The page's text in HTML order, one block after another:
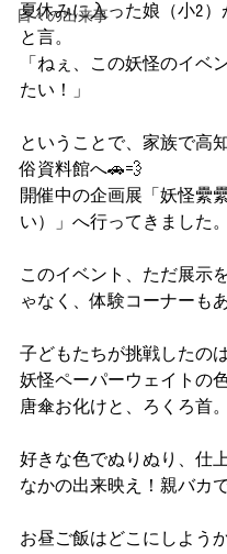
日々の出来事
夏休みに入った娘（小2）
と言。
「ねぇ、この妖怪のイベ
たい！」
ということで、家族で高
俗資料館へ🚗💨
開催中の企画展「妖怪纍
い）」へ行ってきました。
このイベント、ただ展示
ゃなく、体験コーナーもあ
子どもたちが挑戦したの
妖怪ペーパーウェイトの
唐傘お化けと、ろくろ首。
好きな色でぬりぬり、仕
なかの出来映え！親バカ
お昼ご飯はどこにしよう